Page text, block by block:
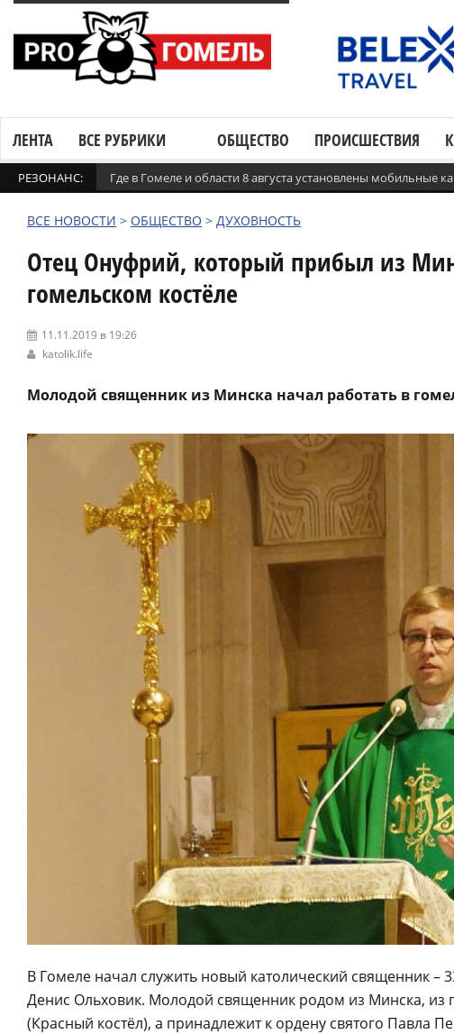
ЛЕНТА ВСЕ РУБРИКИ ОБЩЕСТВО ПРОИСШЕСТВИЯ
РЕЗОНАНС: Где в Гомеле и области 8 августа установлены мобильные
ВСЕ НОВОСТИ > ОБЩЕСТВО > ДУХОВНОСТЬ
Отец Онуфрий, который прибыл из
гомельском костёле
11.11.2019 в 19:26
katolik.life
Молодой священник из Минска начал работать в
В Гомеле начал служить новый католический священник –
Денис Ольховик. Молодой священник родом из Минска, из
(Красный костёл), а принадлежит к ордену святого Павла